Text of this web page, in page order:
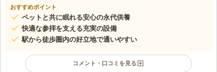
おすすめポイント
ペットと共に眠れる安心の永代供養
快適な参拝を支える充実の設備
駅から徒歩圏内の好立地で通いやすい
コメント・口コミを見る